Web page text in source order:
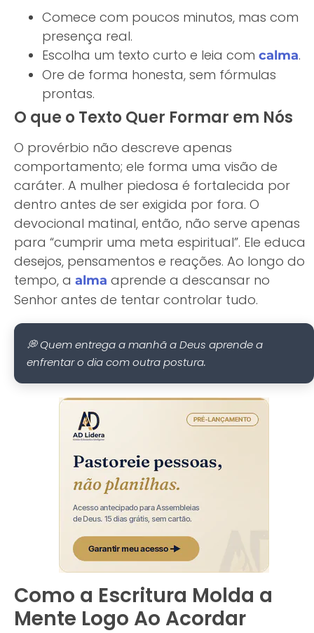
Comece com poucos minutos, mas com
presença real.
Escolha um texto curto e leia com calma.
Ore de forma honesta, sem fórmulas
prontas.
O que o Texto Quer Formar em Nós
O provérbio não descreve apenas
comportamento; ele forma uma visão de
caráter. A mulher piedosa é fortalecida por
dentro antes de ser exigida por fora. O
devocional matinal, então, não serve apenas
para “cumprir uma meta espiritual”. Ele educa
desejos, pensamentos e reações. Ao longo do
tempo, a alma aprende a descansar no
Senhor antes de tentar controlar tudo.
💭 Quem entrega a manhã a Deus aprende a
enfrentar o dia com outra postura.
Como a Escritura Molda a
Mente Logo Ao Acordar